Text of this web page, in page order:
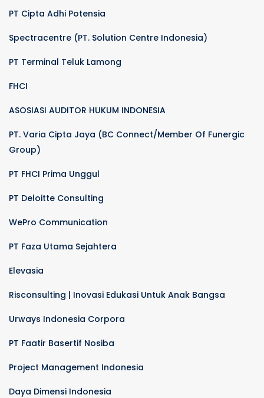
PT Cipta Adhi Potensia
Spectracentre (PT. Solution Centre Indonesia)
PT Terminal Teluk Lamong
FHCI
ASOSIASI AUDITOR HUKUM INDONESIA
PT. Varia Cipta Jaya (BC Connect/Member Of Funergic
Group)
PT FHCI Prima Unggul
PT Deloitte Consulting
WePro Communication
PT Faza Utama Sejahtera
Elevasia
Risconsulting | Inovasi Edukasi Untuk Anak Bangsa
Urways Indonesia Corpora
PT Faatir Basertif Nosiba
Project Management Indonesia
Daya Dimensi Indonesia